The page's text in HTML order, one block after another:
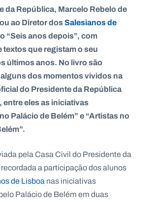
da República, Marcelo Rebelo de
ao Diretor dosSalesianos de
“Seis anos depois”, com
textos que registam o seu
últimos anos. No livro são
dos momentos vividos na
do Presidente da República
entre eles as iniciativas
Palácio de Belém” e “Artistas no
pela Casa Civil do Presidente da
a participação dos alunos
de Lisboanas iniciativas
Palácio de Belém em duas